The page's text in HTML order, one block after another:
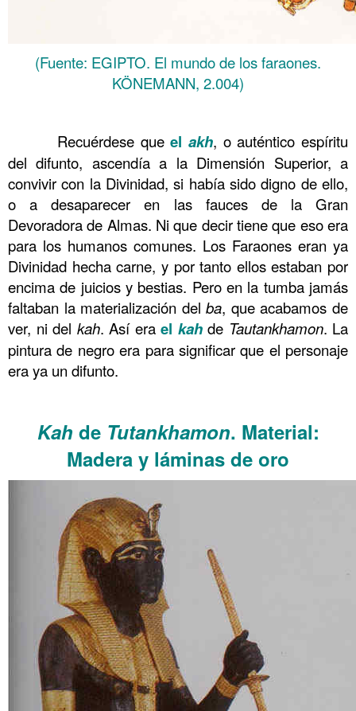
(Fuente: EGIPTO. El mundo de los faraones.
KÖNEMANN, 2.004)
Recuérdese queelakh, o auténtico espíritu
del difunto, ascendía a la Dimensión Superior, a
convivir con la Divinidad, si había sido digno de ello,
o a desaparecer en las fauces de la Gran
Devoradora de Almas. Ni que decir tiene que eso era
para los humanos comunes. Los Faraones eran ya
Divinidad hecha carne, y por tanto ellos estaban por
encima de juicios y bestias. Pero en la tumba jamás
faltaban la materialización delba, que acabamos de
ver, ni del kah. Así era el kahde Tautankhamon. La
pintura de negro era para significar que el personaje
era ya un difunto.
Kah de Tutankhamon. Material:
Madera y láminas de oro